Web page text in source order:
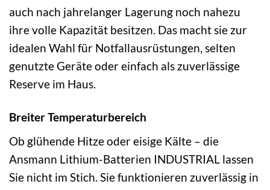
auch nach jahrelanger Lagerung noch nahezu
ihre volle Kapazität besitzen. Das macht sie zur
idealen Wahl für Notfallausrüstungen, selten
genutzte Geräte oder einfach als zuverlässige
Reserve im Haus.
Breiter Temperaturbereich
Ob glühende Hitze oder eisige Kälte – die
Ansmann Lithium-Batterien INDUSTRIAL lassen
Sie nicht im Stich. Sie funktionieren zuverlässig in